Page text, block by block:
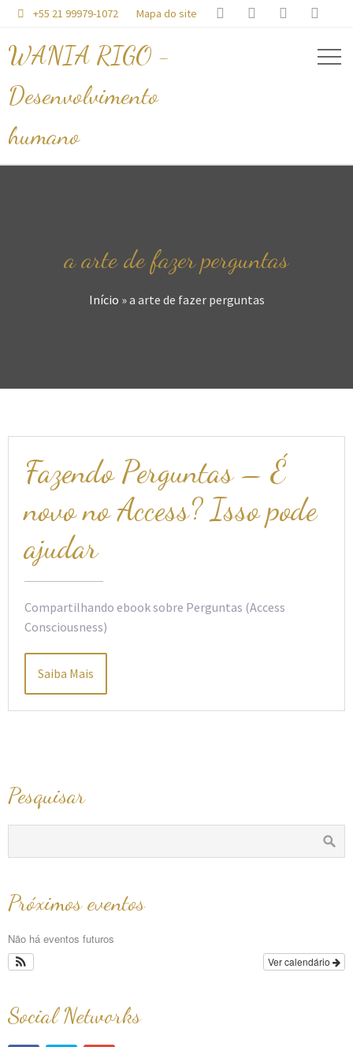
 +55 21 99979-1072 Mapa do site    
WANIA RIGO -
Desenvolvimento
humano
a arte de fazer perguntas
Início »a arte de fazer perguntas
Fazendo Perguntas – É
novo no Access? Isso pode
ajudar
Compartilhando ebook sobre Perguntas (Access
Consciousness)
Saiba Mais
Pesquisar
Próximos eventos
Não há eventos futuros
Ver calendário
Social Networks